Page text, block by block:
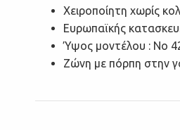
Χειροποίητη χωρίς
Ευρωπαϊκής
Ύψος μοντέλου : No
Ζώνη με πόρπη στην